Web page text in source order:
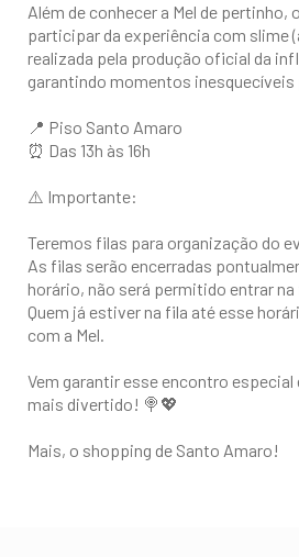
Além de conhecer a Mel de pertinho,
participar da experiência com slime
realizada pela produção oficial da
garantindo momentos inesquecíveis
📍 Piso Santo Amaro
⏰ Das 13h às 16h
⚠️ Importante:
Teremos filas para organização do
As filas serão encerradas
horário, não será permitido entrar
Quem já estiver na fila até esse
com a Mel.
Vem garantir esse encontro especial
mais divertido! 🍭💖
Mais, o shopping de Santo Amaro!